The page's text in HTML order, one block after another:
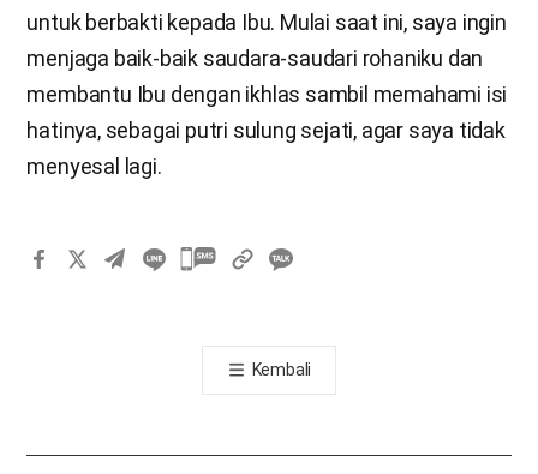
untuk berbakti kepada Ibu. Mulai saat ini, saya ingin
menjaga baik-baik saudara-saudari rohaniku dan
membantu Ibu dengan ikhlas sambil memahami isi
hatinya, sebagai putri sulung sejati, agar saya tidak
menyesal lagi.
카
톡
공
기
Kembali